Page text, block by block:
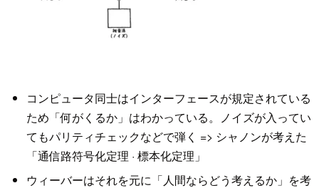
コンピュータ同士はインターフェースが規定されている
ため「何がくるか」はわかっている。ノイズが入ってい
てもパリティチェックなどで弾く => シャノンが考えた
「通信路符号化定理 · 標本化定理」
ウィーバーはそれを元に「人間ならどう考えるか」を考